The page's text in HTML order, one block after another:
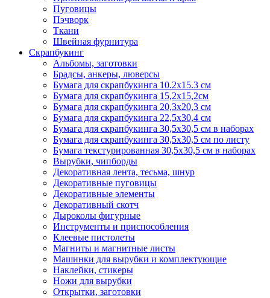
Пуговицы
Пэчворк
Ткани
Швейная фурнитура
Скрапбукинг
Альбомы, заготовки
Брадсы, анкеры, люверсы
Бумага для скрапбукинга 10.2х15.3 см
Бумага для скрапбукинга 15,2х15,2см
Бумага для скрапбукинга 20,3х20,3 см
Бумага для скрапбукинга 22,5х30,4 см
Бумага для скрапбукинга 30,5х30,5 см в наборах
Бумага для скрапбукинга 30,5х30,5 см по листу
Бумага текстурированная 30,5х30,5 см в наборах
Вырубки, чипборды
Декоративная лента, тесьма, шнур
Декоративные пуговицы
Декоративные элементы
Декоративный скотч
Дыроколы фигурные
Инструменты и приспособления
Клеевые пистолеты
Магниты и магнитные листы
Машинки для вырубки и комплектующие
Наклейки, стикеры
Ножи для вырубки
Открытки, заготовки